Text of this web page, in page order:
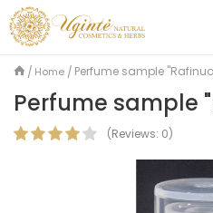
Home Perfume sample
Perfume sample
(Reviews: 0)